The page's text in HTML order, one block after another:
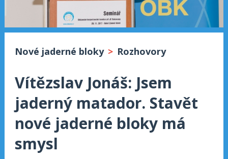
Nové jaderné bloky > Rozhovory
Vítězslav Jonáš: Jsem
jaderný matador. Stavět
nové jaderné bloky má
smysl